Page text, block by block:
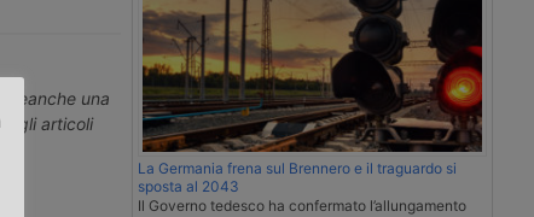
neanche una
gli articoli
La Germania frena sul Brennero e il traguardo si
sposta al 2043
Il Governo tedesco ha confermato l’allungamento